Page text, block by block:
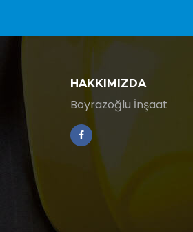
HAKKIMIZDA
Boyrazoğlu İnşaat